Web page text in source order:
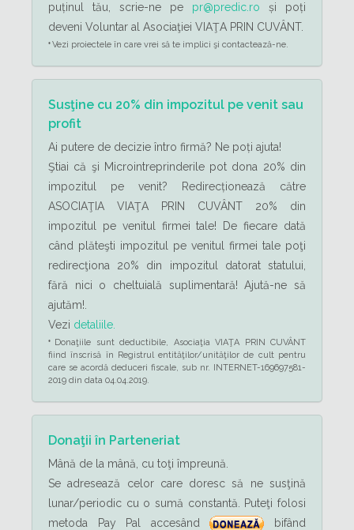
puținul tău, scrie-ne pe pr@predic.ro și poți
deveni Voluntar al Asociaţiei VIAŢA PRIN CUVÂNT.
*Vezi proiectele în care vrei să te implici şi contactează-ne.
Susţine cu 20% din impozitul pe venit sau
profit
Ai putere de decizie întro firmă? Ne poți ajuta!
Ştiai că şi Microintreprinderile pot dona 20% din
impozitul pe venit? Redirecționează către
ASOCIAŢIA VIAŢA PRIN CUVÂNT 20% din
impozitul pe venitul firmei tale! De fiecare dată
când plăteşti impozitul pe venitul firmei tale poţi
redirecţiona 20% din impozitul datorat statului,
fără nici o cheltuială suplimentară! Ajută-ne să
ajutăm!.
Vezi detaliile.
* Donaţiile sunt deductibile, Asociaţia VIAŢA PRIN CUVÂNT
fiind înscrisă în Registrul entităţilor/unităţilor de cult pentru
care se acordă deduceri fiscale, sub nr. INTERNET-169697581-
2019 din data 04.04.2019.
Donaţii în Parteneriat
Mână de la mână, cu toţi împreună.
Se adresează celor care doresc să ne susţină
lunar/periodic cu o sumă constantă. Puteţi folosi
metoda Pay Pal accesând
bifând